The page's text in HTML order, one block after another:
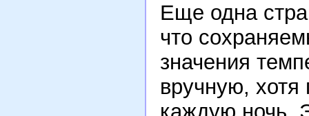
Еще одна
что
значения
вручную, хотя